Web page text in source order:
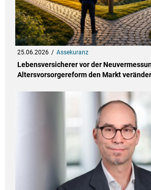
25.06.2026 Assekuranz
Lebensversicherer vor der
Altersvorsorgereform den Markt